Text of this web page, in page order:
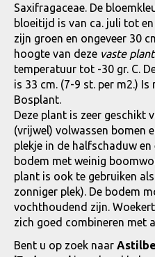
Saxifragaceae. De
bloeitijd is van ca. juli tot
zijn groen en ongeveer 30
hoogte van deze vaste plant
temperatuur tot -30 gr. C.
is 33 cm. (7-9 st. per m2.)
Bosplant.
Deze plant is zeer geschikt
(vrijwel) volwassen bomen
plekje in de halfschaduw
bodem met weinig
plant is ook te gebruiken
zonniger plek). De bodem
vochthoudend zijn.
zich goed combineren met
Bent u op zoek naar